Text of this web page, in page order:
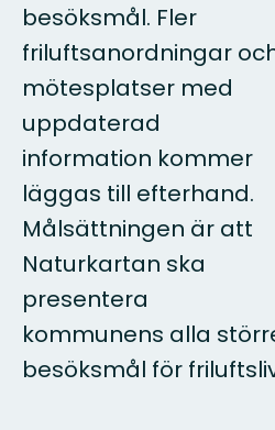
besöksmål. Fler
friluftsanordningar
mötesplatser med
uppdaterad
information kommer
läggas till efterhand.
Målsättningen är att
Naturkartan ska
presentera
kommunens alla
besöksmål för